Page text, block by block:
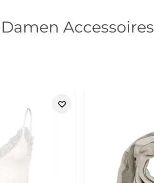
Damen Accessoires